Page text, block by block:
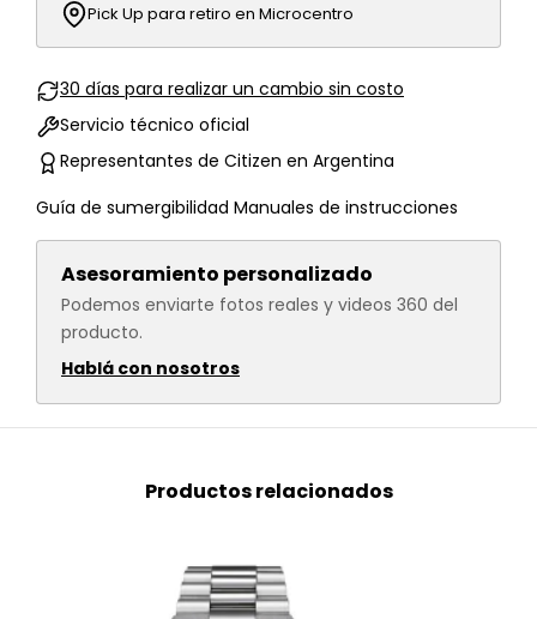
Pick Up para retiro en Microcentro
30 días para realizar un cambio sin costo
Servicio técnico oficial
Representantes de Citizen en Argentina
Guía de sumergibilidad Manuales de instrucciones
Asesoramiento personalizado
Podemos enviarte fotos reales y videos 360 del
producto.
Hablá con nosotros
Productos relacionados